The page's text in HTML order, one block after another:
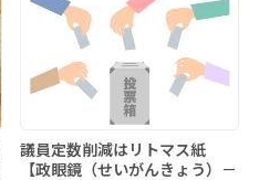
議員定数削減はリトマス紙
【政眼鏡（せいがんきょう）－